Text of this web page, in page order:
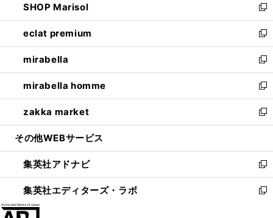
く
で
開
く
ド
ウ
で
開
く
ィ
ン
ド
ウ
で
開
く
い
ウ
ィ
ン
ド
ウ
で
開
く
SHOP Marisol
新
し
い
ウ
ィ
ン
ド
ウ
で
開
eclat premium
新
し
い
ウ
ィ
ン
ド
ウ
開
く
mirabella
新
し
い
ウ
ィ
ン
ウ
で
開
く
mirabella homme
新
し
い
ウ
ン
ド
ウ
で
zakka market
新
し
ウ
ィ
ン
ド
その他WEBサービス
集英社アドナビ
新
し
い
集英社エディターズ・ラボ
新